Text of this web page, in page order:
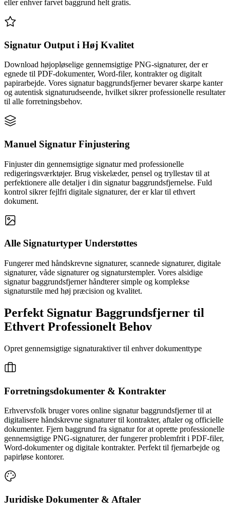
eller enhver farvet baggrund helt gratis.
Signatur Output i Høj Kvalitet
Download højopløselige gennemsigtige PNG-signaturer, der er
egnede til PDF-dokumenter, Word-filer, kontrakter og digitalt
papirarbejde. Vores signatur baggrundsfjerner bevarer skarpe kanter
og autentisk signaturudseende, hvilket sikrer professionelle resultater
til alle forretningsbehov.
Manuel Signatur Finjustering
Finjuster din gennemsigtige signatur med professionelle
redigeringsværktøjer. Brug viskelæder, pensel og tryllestav til at
perfektionere alle detaljer i din signatur baggrundsfjernelse. Fuld
kontrol sikrer fejlfri digitale signaturer, der er klar til ethvert
dokument.
Alle Signaturtyper Understøttes
Fungerer med håndskrevne signaturer, scannede signaturer, digitale
signaturer, våde signaturer og signaturstempler. Vores alsidige
signatur baggrundsfjerner håndterer simple og komplekse
signaturstile med høj præcision og kvalitet.
Perfekt Signatur Baggrundsfjerner til
Ethvert Professionelt Behov
Opret gennemsigtige signaturaktiver til enhver dokumenttype
Forretningsdokumenter & Kontrakter
Erhvervsfolk bruger vores online signatur baggrundsfjerner til at
digitalisere håndskrevne signaturer til kontrakter, aftaler og officielle
dokumenter. Fjern baggrund fra signatur for at oprette professionelle
gennemsigtige PNG-signaturer, der fungerer problemfrit i PDF-filer,
Word-dokumenter og digitale kontrakter. Perfekt til fjernarbejde og
papirløse kontorer.
Juridiske Dokumenter & Aftaler